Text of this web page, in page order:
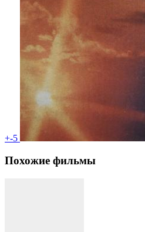
+-5
Похожие фильмы